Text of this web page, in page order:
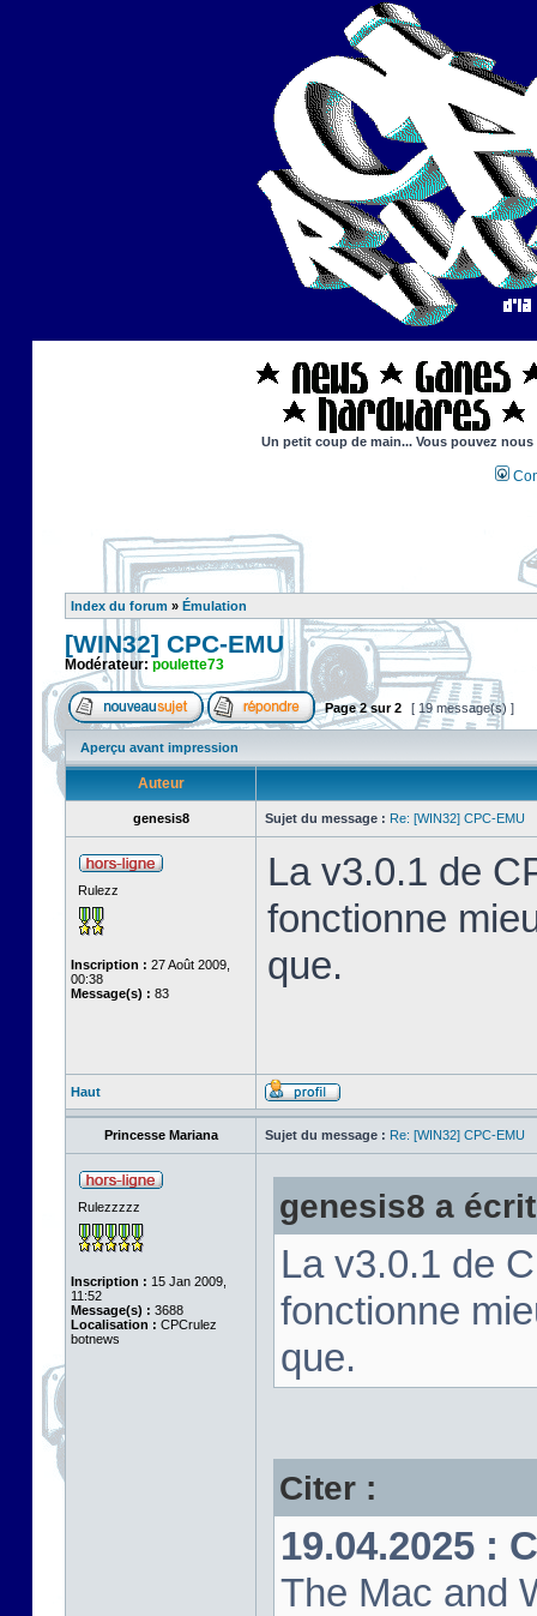
Un petit coup de main... Vous pouvez
Index du forum » Émulation
[WIN32] CPC-EMU
Modérateur: poulette73
Page2sur2 [ 19 message(s) ]
Aperçu avant impression
Auteur
genesis8 Sujet du message : Re: [WIN32] CPC-EMU
Rulezz
Inscription : 27 Août 2009,
00:38
Message(s) : 83
La v3.0.1 de
fonctionne
que.
Haut
Princesse Mariana Sujet du message : Re: [WIN32] CPC-EMU
Rulezzzzz
Inscription : 15 Jan 2009,
11:52
Message(s) : 3688
Localisation : CPCrulez
botnews
genesis8 a
La v3.0.1 de
fonctionne
que.
Citer :
19.04.2025 :
The Mac and